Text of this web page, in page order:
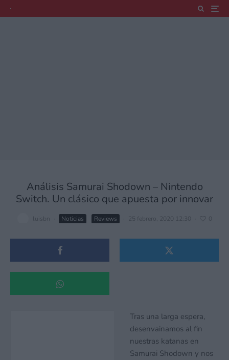
Análisis Samurai Shodown – Nintendo
Switch. Un clásico que apuesta por innovar
luisbn Noticias Reviews 25 febrero, 2020 12:30 0
Tras una larga espera,
desenvainamos al fin
nuestras katanas en
Samurai Shodown y nos